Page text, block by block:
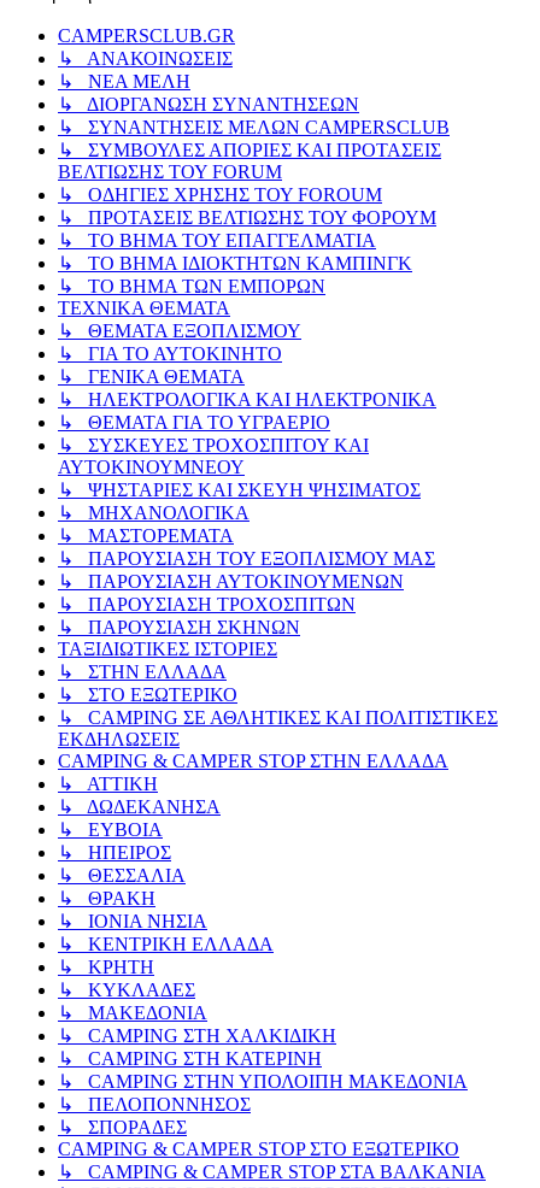
CAMPERSCLUB.GR
↳ ΑΝΑΚΟΙΝΩΣΕΙΣ
↳ ΝΕΑ ΜΕΛΗ
↳ ΔΙΟΡΓΑΝΩΣΗ ΣΥΝΑΝΤΗΣΕΩΝ
↳ ΣΥΝΑΝΤΗΣΕΙΣ ΜΕΛΩΝ CAMPERSCLUB
↳ ΣΥΜΒΟΥΛΕΣ ΑΠΟΡΙΕΣ ΚΑΙ ΠΡΟΤΑΣΕΙΣ
ΒΕΛΤΙΩΣΗΣ ΤΟΥ FORUM
↳ ΟΔΗΓΙΕΣ ΧΡΗΣΗΣ ΤΟΥ FOROUM
↳ ΠΡΟΤΑΣΕΙΣ ΒΕΛΤΙΩΣΗΣ ΤΟΥ ΦΟΡΟΥΜ
↳ ΤΟ ΒΗΜΑ ΤΟΥ ΕΠΑΓΓΕΛΜΑΤΙΑ
↳ ΤΟ ΒΗΜΑ ΙΔΙΟΚΤΗΤΩΝ ΚΑΜΠΙΝΓΚ
↳ ΤΟ ΒΗΜΑ ΤΩΝ ΕΜΠΟΡΩΝ
ΤΕΧΝΙΚΑ ΘΕΜΑΤΑ
↳ ΘΕΜΑΤΑ ΕΞΟΠΛΙΣΜΟΥ
↳ ΓΙΑ ΤΟ ΑΥΤΟΚΙΝΗΤΟ
↳ ΓΕΝΙΚΑ ΘΕΜΑΤΑ
↳ ΗΛΕΚΤΡΟΛΟΓΙΚΑ ΚΑΙ ΗΛΕΚΤΡΟΝΙΚΑ
↳ ΘΕΜΑΤΑ ΓΙΑ ΤΟ ΥΓΡΑΕΡΙΟ
↳ ΣΥΣΚΕΥΕΣ ΤΡΟΧΟΣΠΙΤΟΥ ΚΑΙ
ΑΥΤΟΚΙΝΟΥΜΝΕΟΥ
↳ ΨΗΣΤΑΡΙΕΣ ΚΑΙ ΣΚΕΥΗ ΨΗΣΙΜΑΤΟΣ
↳ ΜΗΧΑΝΟΛΟΓΙΚΑ
↳ ΜΑΣΤΟΡΕΜΑΤΑ
↳ ΠΑΡΟΥΣΙΑΣΗ ΤΟΥ ΕΞΟΠΛΙΣΜΟΥ ΜΑΣ
↳ ΠΑΡΟΥΣΙΑΣΗ ΑΥΤΟΚΙΝΟΥΜΕΝΩΝ
↳ ΠΑΡΟΥΣΙΑΣΗ ΤΡΟΧΟΣΠΙΤΩΝ
↳ ΠΑΡΟΥΣΙΑΣΗ ΣΚΗΝΩΝ
ΤΑΞΙΔΙΩΤΙΚΕΣ ΙΣΤΟΡΙΕΣ
↳ ΣΤΗΝ ΕΛΛΑΔΑ
↳ ΣΤΟ ΕΞΩΤΕΡΙΚΟ
↳ CAMPING ΣΕ ΑΘΛΗΤΙΚΕΣ ΚΑΙ ΠΟΛΙΤΙΣΤΙΚΕΣ
ΕΚΔΗΛΩΣΕΙΣ
CAMPING & CAMPER STOP ΣΤΗN ΕΛΛΑΔΑ
↳ ΑΤΤΙΚΗ
↳ ΔΩΔΕΚΑΝΗΣΑ
↳ ΕΥΒΟΙΑ
↳ ΗΠΕΙΡΟΣ
↳ ΘΕΣΣΑΛΙΑ
↳ ΘΡΑΚΗ
↳ ΙΟΝΙΑ ΝΗΣΙΑ
↳ ΚΕΝΤΡΙΚΗ ΕΛΛΑΔΑ
↳ ΚΡΗΤΗ
↳ ΚΥΚΛΑΔΕΣ
↳ ΜΑΚΕΔΟΝΙΑ
↳ CAMPING ΣΤΗ ΧΑΛΚΙΔΙΚΗ
↳ CAMPING ΣΤΗ ΚΑΤΕΡΙΝΗ
↳ CAMPING ΣΤΗΝ ΥΠΟΛΟΙΠΗ ΜΑΚΕΔΟΝΙΑ
↳ ΠΕΛΟΠΟΝΝΗΣΟΣ
↳ ΣΠΟΡΑΔΕΣ
CAMPING & CAMPER STOP ΣΤΟ ΕΞΩΤΕΡΙΚΟ
↳ CAMPING & CAMPER STOP ΣΤΑ ΒΑΛΚΑΝΙΑ